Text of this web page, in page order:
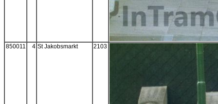
850011 4 St Jakobsmarkt 2103